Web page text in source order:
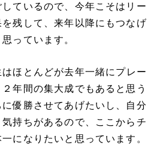
ているので、今年こそはリー
残して、来年以降にもつなげ
っています。
ほとんどが去年一緒にプレー
年間の集大成でもあると思う
優勝させてあげたいし、自分
持ちがあるので、ここからチ
になりたいと思っています。